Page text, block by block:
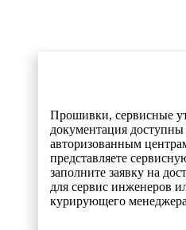
Прошивки, сервисные
документация доступны
авторизованным
представляете
заполните заявку на
для сервис инженеров
курирующего